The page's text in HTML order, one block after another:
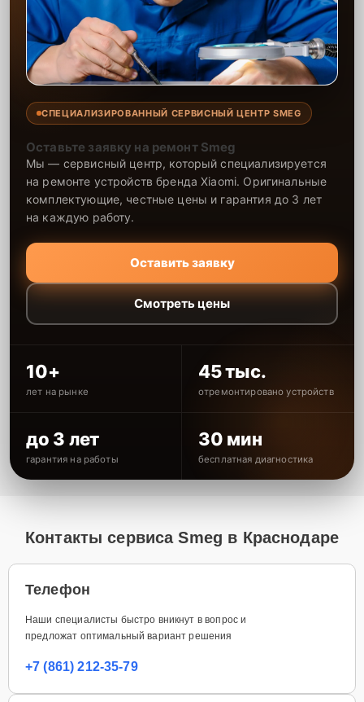
СПЕЦИАЛИЗИРОВАННЫЙ СЕРВИСНЫЙ ЦЕНТР SMEG
Оставьте заявку на ремонт Smeg
Мы — сервисный центр, который специализируется
на ремонте устройств бренда Xiaomi. Оригинальные
комплектующие, честные цены и гарантия до 3 лет
на каждую работу.
Оставить заявку
Смотреть цены
10+
лет на рынке
45 тыс.
отремонтировано устройств
до 3 лет
гарантия на работы
30 мин
бесплатная диагностика
Контакты сервиса Smeg в Краснодаре
Телефон
Наши специалисты быстро вникнут в вопрос и
предложат оптимальный вариант решения
+7 (861) 212-35-79